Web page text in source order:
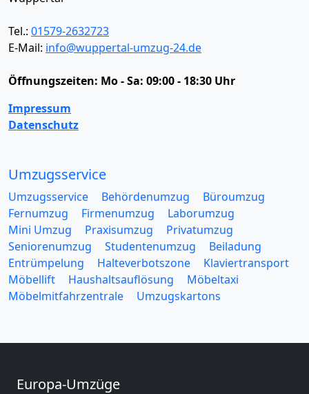
Tel.: 01579-2632723
E-Mail: info@wuppertal-umzug-24.de
Öffnungszeiten: Mo - Sa: 09:00 - 18:30 Uhr
Impressum
Datenschutz
Umzugsservice
Umzugsservice Behördenumzug
Büroumzug
Fernumzug
Firmenumzug
Laborumzug
Mini Umzug
Praxisumzug
Privatumzug
Seniorenumzug
Studentenumzug
Beiladung
Entrümpelung
Halteverbotszone
Klaviertransport
Möbellift
Haushaltsauflösung
Möbeltaxi
Möbelmitfahrzentrale
Umzugskartons
Europa-Umzüge